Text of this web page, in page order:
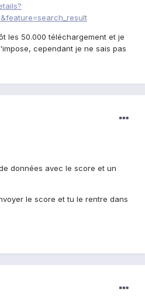
les 50.000 téléchargement et je
cependant je ne sais pas
données avec le score et un
le score et tu le rentre dans